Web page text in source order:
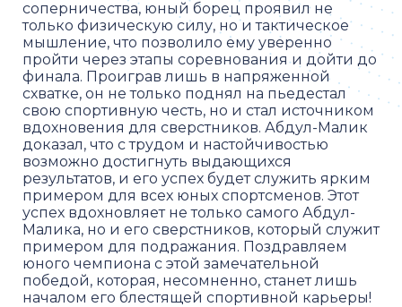
соперничества, юный борец проявил не
только физическую силу, но и тактическое
мышление, что позволило ему уверенно
пройти через этапы соревнования и дойти до
финала. Проиграв лишь в напряженной
схватке, он не только поднял на пьедестал
свою спортивную честь, но и стал источником
вдохновения для сверстников. Абдул-Малик
доказал, что с трудом и настойчивостью
возможно достигнуть выдающихся
результатов, и его успех будет служить ярким
примером для всех юных спортсменов. Этот
успех вдохновляет не только самого Абдул-
Маликa, но и его сверстников, который служит
примером для подражания. Поздравляем
юного чемпиона с этой замечательной
победой, которая, несомненно, станет лишь
началом его блестящей спортивной карьеры!